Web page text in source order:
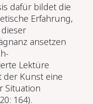
dafür bildet die
Erfahrung,
ansetzen
Lektüre
Kunst eine
Situation
164).